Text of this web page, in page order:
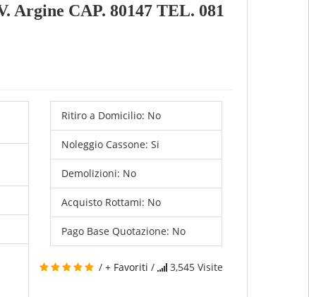
CAP. 80147 TEL. 081
Ritiro a Domicilio: No
Noleggio Cassone: Si
Demolizioni: No
Acquisto Rottami: No
Pago Base Quotazione: No
/ + Favoriti / 3,545Visite